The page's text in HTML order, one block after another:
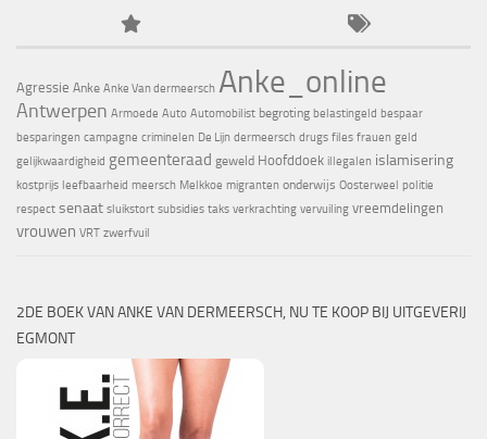
Agressie Anke Anke Van dermeersch Anke_online
Antwerpen Armoede Auto Automobilist begroting belastingeld bespaar
besparingen campagne criminelen De Lijn dermeersch drugs files frauen geld
gelijkwaardigheid gemeenteraad geweld Hoofddoek illegalen islamisering
kostprijs leefbaarheid meersch Melkkoe migranten onderwijs Oosterweel politie
respect senaat sluikstort subsidies taks verkrachting vervuiling vreemdelingen
vrouwen VRT zwerfvuil
2DE BOEK VAN ANKE VAN DERMEERSCH, NU TE KOOP BIJ UITGEVERIJ
EGMONT